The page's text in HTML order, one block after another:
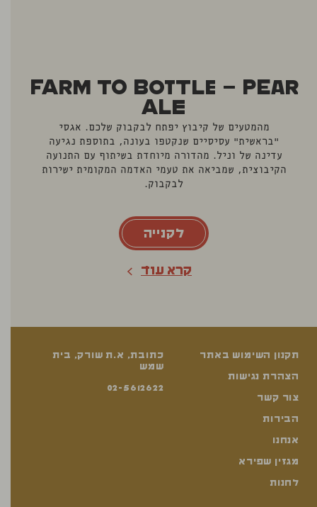
Farm To Bottle – Pear
Ale
מהמטעים של קיבוץ יפתח לבקבוק שלכם. אגסי
"בראשית" עסיסיים שנקטפו בעונה, בתוספת נגיעה
עדינה של וניל. מהדורה מיוחדת בשיתוף עם התנועה
הקיבוצית, שמביאה את טעמי האדמה המקומית ישירות
לבקבוק.
לקנייה
קרא עוד
תקנון השימוש באתר
הצהרת נגישות
צור קשר
כתובת, א.ת שורק, בית
שמש
02-5612622
הבירות
אנחנו
מגזין שפירא
לחנות